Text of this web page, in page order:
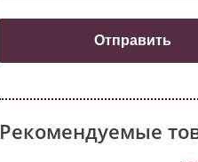
Рекомендуемые